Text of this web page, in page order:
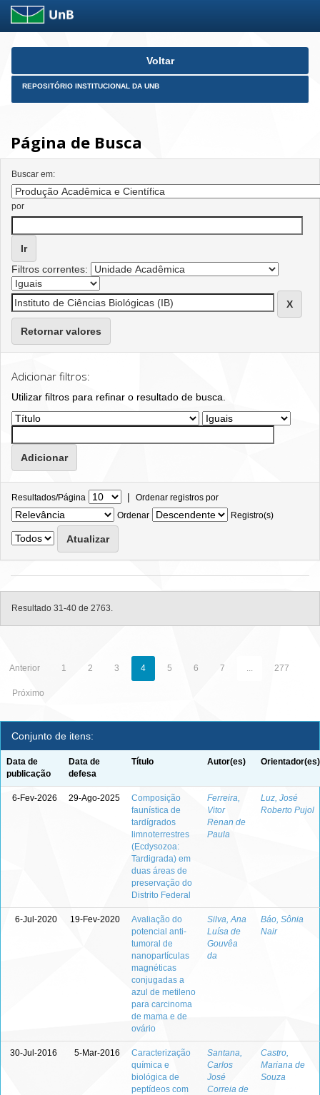
Skip
Voltar
REPOSITÓRIO INSTITUCIONAL DA UNB
Página de Busca
Buscar em:
por
Filtros correntes:
Retornar valores
Adicionar filtros:
Utilizar filtros para refinar o resultado de busca.
Resultados/Página | Ordenar registros por
Ordenar
Registro(s)
Resultado 31-40 de 2763.
Anterior 1 2 3 4 5 6 7 ... 277
Próximo
Conjunto de itens:
Data de
publicação
Data de
defesa
Título Autor(es) Orientador(es)
6-Fev-2026 29-Ago-2025
Composição
faunística de
tardígrados
limnoterrestres
(Ecdysozoa:
Tardigrada) em
duas áreas de
preservação do
Distrito Federal
Ferreira,
Vitor
Renan de
Paula
Luz, José
Roberto Pujol
6-Jul-2020 19-Fev-2020
Avaliação do
potencial anti-
tumoral de
nanopartículas
magnéticas
conjugadas a
azul de metileno
para carcinoma
de mama e de
ovário
Silva, Ana
Luísa de
Gouvêa
da
Báo, Sônia
Nair
30-Jul-2016 5-Mar-2016
Caracterização
química e
biológica de
peptídeos com
Santana,
Carlos
José
Correia de
Castro,
Mariana de
Souza